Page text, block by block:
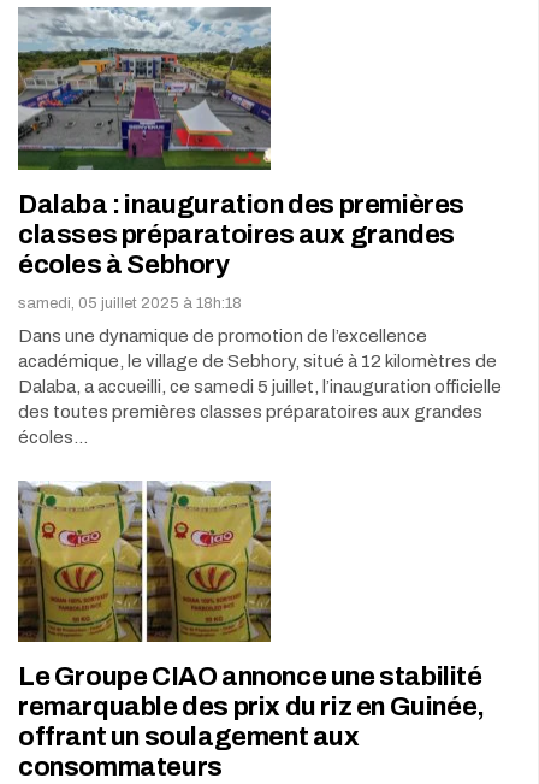
Dalaba : inauguration des premières
classes préparatoires aux grandes
écoles à Sebhory
samedi, 05 juillet 2025 à 18h:18
Dans une dynamique de promotion de l’excellence
académique, le village de Sebhory, situé à 12 kilomètres de
Dalaba, a accueilli, ce samedi 5 juillet, l’inauguration officielle
des toutes premières classes préparatoires aux grandes
écoles…
Le Groupe CIAO annonce une stabilité
remarquable des prix du riz en Guinée,
offrant un soulagement aux
consommateurs